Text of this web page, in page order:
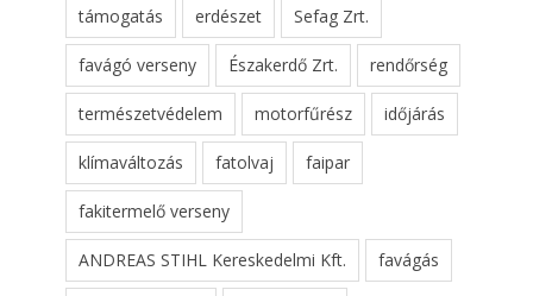
támogatás erdészet Sefag Zrt.
favágó verseny Északerdő Zrt. rendőrség
természetvédelem motorfűrész időjárás
klímaváltozás fatolvaj faipar
fakitermelő verseny
ANDREAS STIHL Kereskedelmi Kft. favágás